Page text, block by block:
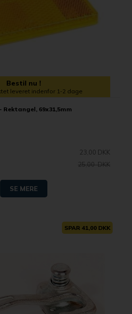
Bestil nu !
leveret indenfor 1-2 dage
Rektangel, 69x31,5mm
23,00 DKK
25,00 DKK
SE MERE
SPAR 41,00 DKK